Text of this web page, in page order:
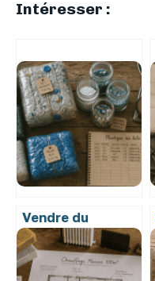
Intéresser :
Vendre du
plastique au kilo :
3 critères de tri
qui font varier le